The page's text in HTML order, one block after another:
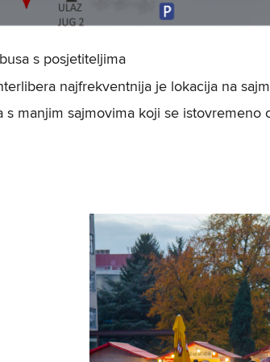
s posjetiteljima
najfrekventnija je lokacija na
manjim sajmovima koji se istovremeno